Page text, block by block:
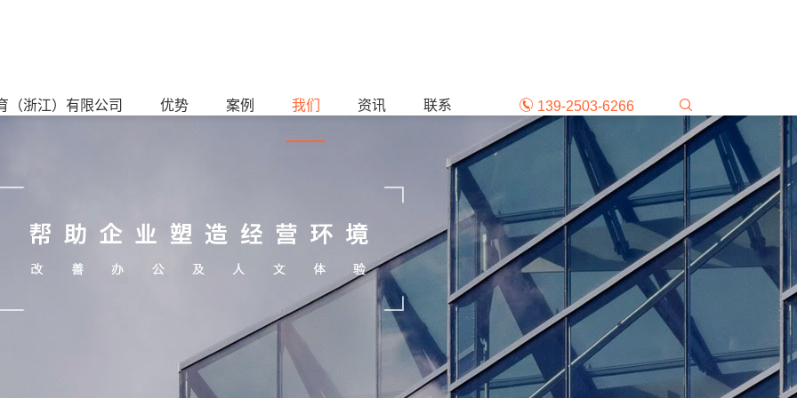
（浙江）有限公司 优势 案例 我们 资讯 联系 139-2503-6266